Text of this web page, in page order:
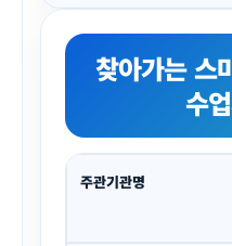
찾아가는 스
수
주관기관명